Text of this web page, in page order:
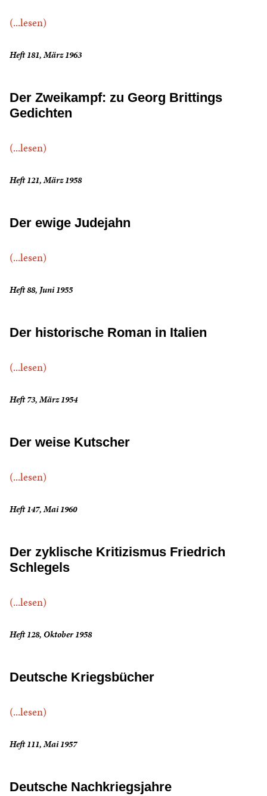
(...lesen)
Heft 181, März 1963
Der Zweikampf: zu Georg Brittings
Gedichten
(...lesen)
Heft 121, März 1958
Der ewige Judejahn
(...lesen)
Heft 88, Juni 1955
Der historische Roman in Italien
(...lesen)
Heft 73, März 1954
Der weise Kutscher
(...lesen)
Heft 147, Mai 1960
Der zyklische Kritizismus Friedrich
Schlegels
(...lesen)
Heft 128, Oktober 1958
Deutsche Kriegsbücher
(...lesen)
Heft 111, Mai 1957
Deutsche Nachkriegsjahre